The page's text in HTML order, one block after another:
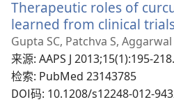
Therapeutic roles of
learned from clinical
Gupta SC, Patchva S, Aggarwal
来源‎: AAPS J 2013;15(1):195-218.
检索‎: PubMed 23143785
DOI码‎: 10.1208/s12248-012-